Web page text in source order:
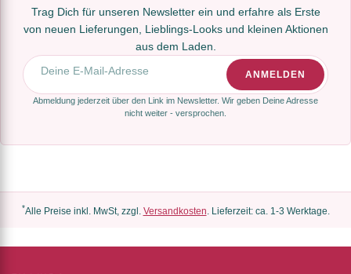
Trag Dich für unseren Newsletter ein und erfahre als Erste
von neuen Lieferungen, Lieblings-Looks und kleinen Aktionen
aus dem Laden.
E-Mail-Adresse
ANMELDEN
Abmeldung jederzeit über den Link im Newsletter. Wir geben Deine Adresse
nicht weiter - versprochen.
*Alle Preise inkl. MwSt, zzgl. Versandkosten . Lieferzeit: ca. 1-3 Werktage.